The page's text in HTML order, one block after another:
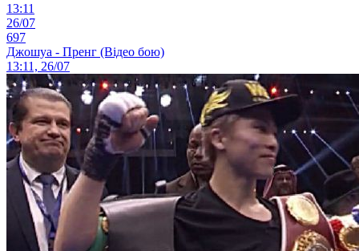
13:11
26/07
697
Джошуа - Пренг (Відео бою)
13:11, 26/07